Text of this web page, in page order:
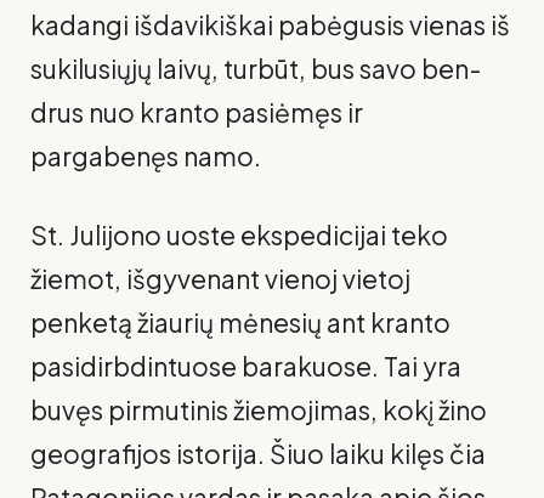
kadangi išdavikiškai pabėgusis vienas iš
sukilusiųjų laivų, turbūt, bus savo ben­
drus nuo kranto pasiėmęs ir
pargabenęs namo.
St. Julijono uoste ekspedicijai teko
žiemot, išgyvenant vienoj vietoj
penketą žiaurių mėnesių ant kranto
pasidirbdintuose barakuose. Tai yra
buvęs pirmutinis žiemojimas, kokį žino
geografijos istorija. Šiuo laiku ki­lęs čia